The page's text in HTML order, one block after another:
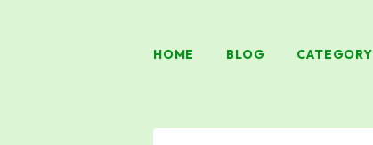
HOME BLOG CATEGORY